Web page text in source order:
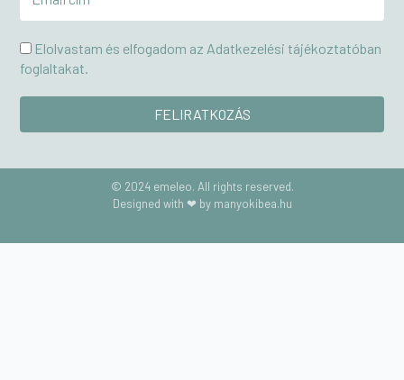
Elolvastam és elfogadom az Adatkezelési tájékoztatóban
foglaltakat.
© 2024 emeleo. All rights reserved.
Designed with ❤ by manyokibea.hu